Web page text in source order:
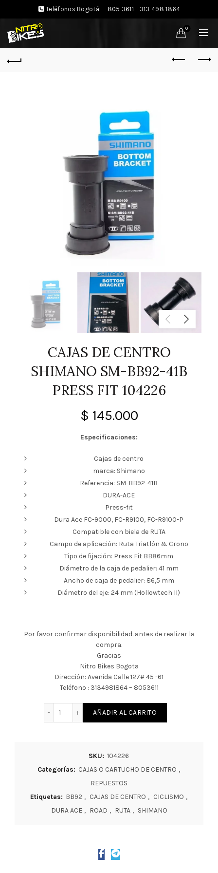
Teléfonos Bogotá: 805 3611 - 313 498 1864
0
CAJAS DE CENTRO
SHIMANO SM-BB92-41B
PRESS FIT 104226
$ 145.000
Especificaciones:
Cajas de centro
marca: Shimano
Referencia: SM-BB92-41B
DURA-ACE
Press-fit
Dura Ace FC-9000, FC-R9100, FC-R9100-P
Compatible con biela de RUTA
Campo de aplicación: Ruta Triatlón & Crono
Tipo de fijación: Press Fit BB86mm
Diámetro de la caja de pedalier: 41 mm
Ancho de caja de pedalier: 86,5 mm
Diámetro del eje: 24 mm (Hollowtech II)
Por favor confirmar disponibilidad. antes de realizar la
compra.
Gracias
Nitro Bikes Bogota
Dirección: Avenida Calle 127# 45 -61
Teléfono : 3134981864 – 8053611
CAJAS DE CENTRO SHIMANO SM-BB92-41B
AÑADIR AL CARRITO
SKU: 104226
Categorías: CAJAS O CARTUCHO DE CENTRO ,
REPUESTOS
Etiquetas: BB92 , CAJAS DE CENTRO , CICLISMO ,
DURA ACE , ROAD , RUTA , SHIMANO